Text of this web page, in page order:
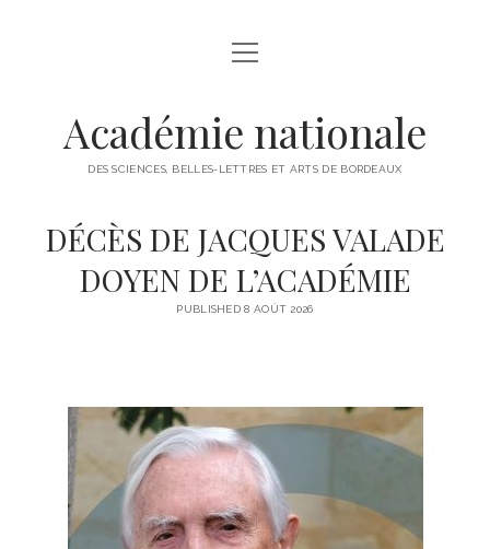
ACCUEIL
ACTUALITÉS
CONSEIL D’ADMINISTRATION
MEMBRES DE DROIT
MEMBRES ASSOCIÉS
MEMBRES CORRESPONDANTS
PROGRAMME
2025
2022
2021
2020
2019
VIE DE L’ACADEMIE
ACTES ANNUELS
BROCHURE ANNUELLE DE PRESENTATION DES PRIX
AUTRES PUBLICATIONS
TABLES QUINQUENNALES
Académie nationale
DES SCIENCES, BELLES-LETTRES ET ARTS DE BORDEAUX
DÉCÈS DE JACQUES VALADE
DOYEN DE L’ACADÉMIE
PUBLISHED 8 AOÛT 2026